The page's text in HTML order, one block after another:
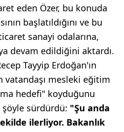
eden Özer, bu konuda
başlatıldığını ve bu
sanayi odalarına,
devam edildiğini aktardı.
Tayyip Erdoğan'ın
vatandaşı mesleki eğitim
hedefi" koyduğunu
sürdürdü: "Şu anda
ilerliyor. Bakanlık